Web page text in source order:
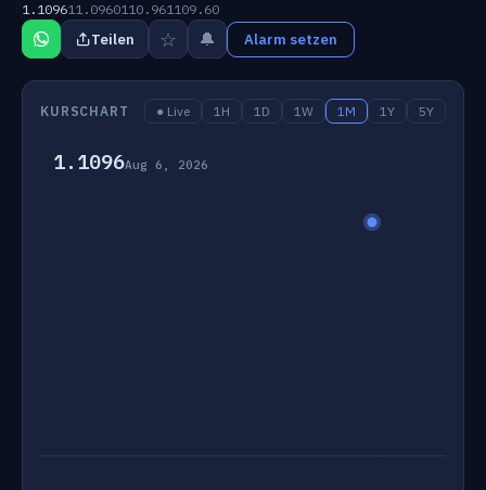
1.109611.0960110.961109.60
Teilen ☆ 🔔 Alarm setzen
KURSCHART ● Live 1H 1D 1W 1M 1Y 5Y
1.1096Aug 6, 2026